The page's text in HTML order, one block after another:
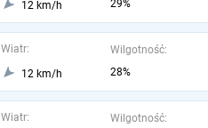
12 km/h
29%
Wiatr:
12 km/h
Wilgotność:
28%
Wiatr:
Wilgotność: